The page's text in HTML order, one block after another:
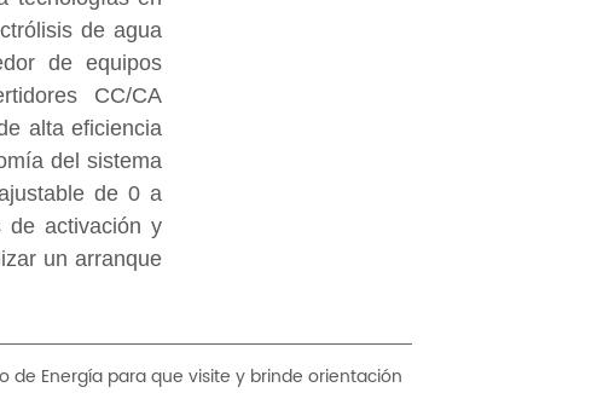
Energía para que visite y brinde orientación